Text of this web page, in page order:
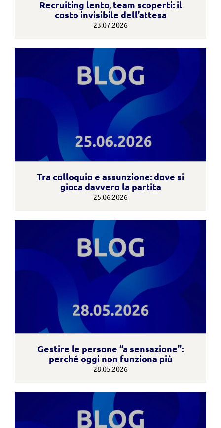
Recruiting lento, team scoperti: il
costo invisibile dell’attesa
23.07.2026
Tra colloquio e assunzione: dove si
gioca davvero la partita
25.06.2026
Gestire le persone “a sensazione”:
perché oggi non funziona più
28.05.2026